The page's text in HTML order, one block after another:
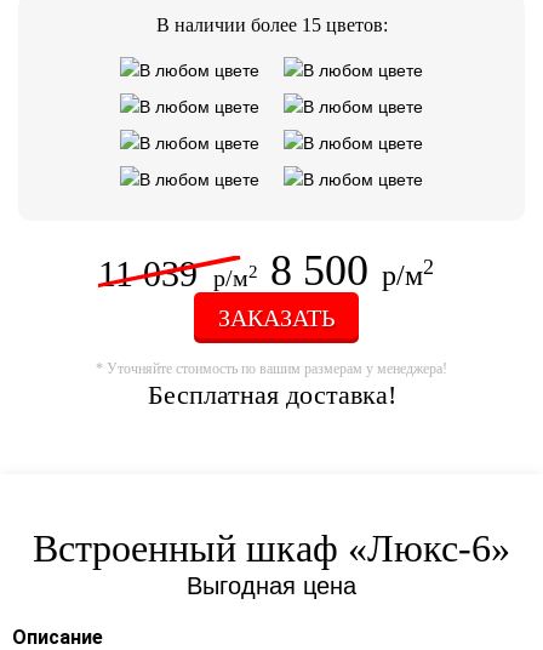
В наличии более 15 цветов:
11 039 р/м2 8 500 р/м2
ЗАКАЗАТЬ
* Уточняйте стоимость по вашим размерам у менеджера!
Бесплатная доставка!
Встроенный шкаф «Люкс-6»
Выгодная цена
Описание